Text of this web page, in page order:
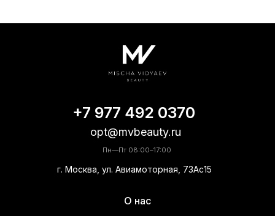
г. Москва, ул. Авиамоторная, 73Ас15
opt@mvbeauty.ru
+7 977 492 0370
Пн—Пт 08:00–17:00
О нас